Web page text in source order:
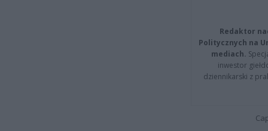
Redaktor
Politycznych na
mediach.
inwestor
dziennikarski z